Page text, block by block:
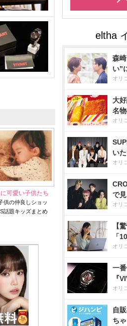
可愛い子供たち
供の仲良しショッ
話題キッズまとめ
森
い”
オリ
大
名
オリ
い
オリ
で
オリ
【
「
オリ
一
『
オリ
自
ちゃ